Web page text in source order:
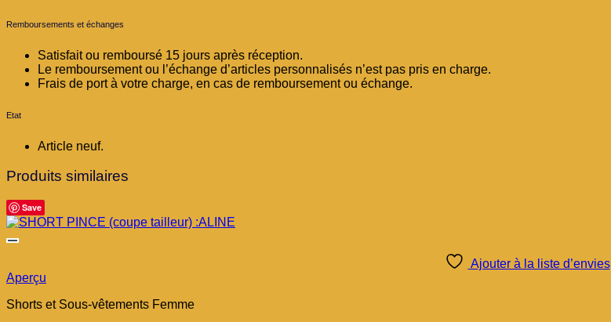
Remboursements et échanges
Satisfait ou remboursé 15 jours après réception.
Le remboursement ou l’échange d’articles personnalisés n’est pas pris en charge.
Frais de port à votre charge, en cas de remboursement ou échange.
Etat
Article neuf.
Produits similaires
Save
Ajouter à la liste d’envies
Aperçu
Shorts et Sous-vêtements Femme